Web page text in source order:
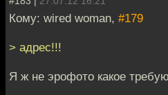
Кому: wired woman, #179
> адрес!!!
Я ж не эрофото какое